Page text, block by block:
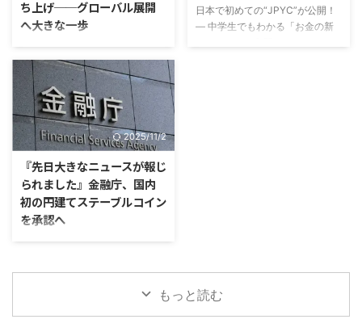
中心に、より厳格化の方向にある
という点です。 特に、金融庁は
2026年3月31日、暗号資産交換
業者の取引時確認が必要となる取
引の敷居値を引き下げた規制につ
いて事後評価を公表しました。
金融庁の公表資料によると ...
ットカード」です。この記事で
は、日本に上陸したばかりで注目
ち上げ──グローバル展開
へ大きな一歩
はじめに 世界のフィンテック・
暗号資産市場において、新しいプ
レーヤーが登場しました。グロー
バル投資・フィンテック企業であ
る トゥアレグ・グループ
（Tuareg Group）が、2025年11
月19日に、払込資本金10億ドル
という規模で子会社 トゥアレ
グ・グループ・テクノロジーズを
設立。そしてその中核として、暗
号資産（仮想通貨）取引所
TrustglobeX を立ち上げることを
発表しました。 この動きは、リ
く、機関投資家も視野に入れ
た“次世代型”の取引所設計を意図
日本で初めての“JPYC”が公開！
― 中学生でもわかる「お金の新
2025/11/2
『先日大きなニュースが報じ
られました』金融庁、国内
初の円建てステーブルコイン
を承認へ
日本初の円建てステーブルコイン
認、今秋にも正式発行 ― 日本の
金融業界にとって大きな転機とな
るニュースが報じられました。金
融庁が国内初となる円建てステー
もっと読む